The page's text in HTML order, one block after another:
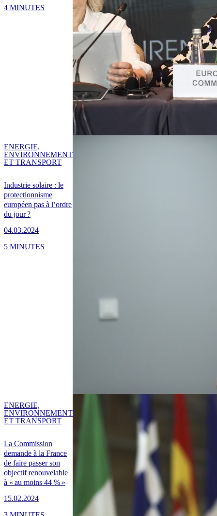
4 MINUTES
Industrie solaire : le
protectionnisme
européen pas à l’ordre
du jour ?
04.03.2024
ENERGIE,
ENVIRONNEMENT
ET TRANSPORT
5 MINUTES
La Commission
demande à la France
de faire passer son
objectif renouvelable
à « au moins 44 % »
15.02.2024
ENERGIE,
ENVIRONNEMENT
ET TRANSPORT